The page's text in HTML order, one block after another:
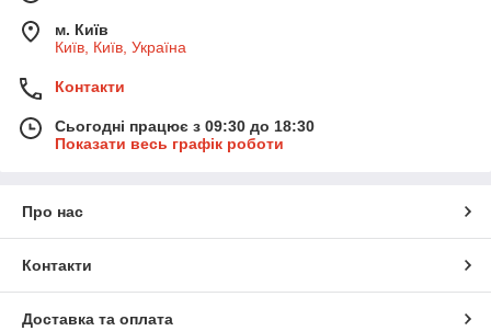
м. Київ
Київ, Київ, Україна
Контакти
Сьогодні працює з 09:30 до 18:30
Показати весь графік роботи
Про нас
Контакти
Доставка та оплата